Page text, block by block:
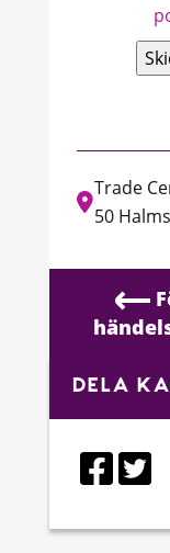
fält
Trade
50
DELA